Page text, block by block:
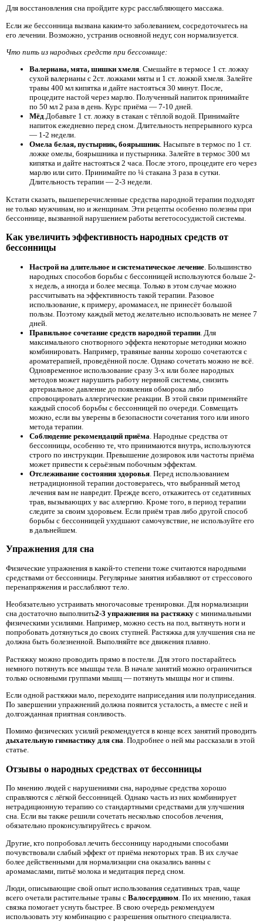
Для восстановления сна пройдите курс расслабляющего массажа.
Если же бессонница вызвана каким-то заболеванием, сосредоточьтесь на
его лечении. Возможно, устранив основной недуг, сон нормализуется.
Что пить из народных средств при бессоннице:
Валериана, мята, шишки хмеля. Смешайте в термосе 1 ст. ложку
сухой валерианы с 2ст. ложками мяты и 1 ст. ложкой хмеля. Залейте
травы 400 мл кипятка и дайте настояться 30 минут. После,
процедите настой через марлю. Полученный напиток принимайте
по 50 мл 2 раза в день. Курс приёма — 7-10 дней.
Мёд.Добавьте 1 ст. ложку в стакан с тёплой водой. Принимайте
напиток ежедневно перед сном. Длительность непрерывного курса
— 1-2 недели.
Омела белая, пустырник, боярышник. Насыпьте в термос по 1 ст.
ложке омелы, боярышника и пустырника. Залейте в термос 300 мл
кипятка и дайте настояться 2 часа. После этого, процедите его через
марлю или сито. Принимайте по ¼ стакана 3 раза в сутки.
Длительность терапии — 2-3 недели.
Кстати сказать, вышеперечисленные средства народной терапии подходят
не только мужчинам, но и женщинам. Эти рецепты особенно полезны при
бессоннице, вызванной нарушением работы вегетососудистой системы.
Как увеличить эффективность народных средств от
бессонницы
Настрой на длительное и систематическое лечение . Большинство
народных способов борьбы с бессонницей используются больше 2-
х недель, а иногда и более месяца. Только в этом случае можно
рассчитывать на эффективность такой терапии. Разовое
использование, к примеру, аромамасел, не принесёт большой
пользы. Поэтому каждый метод желательно использовать не менее 7
дней.
Правильное сочетание средств народной терапии . Для
максимального снотворного эффекта некоторые методики можно
комбинировать. Например, травяные ванны хорошо сочетаются с
ароматерапией, проведённой после. Однако сочетать можно не всё.
Одновременное использование сразу 3-х или более народных
методов может нарушить работу нервной системы, снизить
артериальное давление до появления обморока либо
спровоцировать аллергические реакции. В этой связи применяйте
каждый способ борьбы с бессонницей по очереди. Совмещать
можно, если вы уверены в безопасности сочетания того или иного
метода терапии.
Соблюдение рекомендаций приёма . Народные средства от
бессонницы, особенно те, что принимаются внутрь, используются
строго по инструкции. Превышение дозировок или частоты приёма
может привести к серьёзным побочным эффектам.
Отслеживание состояния здоровья . Перед использованием
нетрадиционной терапии достоверьтесь, что выбранный метод
лечения вам не навредит. Прежде всего, откажитесь от седативных
трав, вызывающих у вас аллергию. Кроме того, в период терапии
следите за своим здоровьем. Если приём трав либо другой способ
борьбы с бессонницей ухудшают самочувствие, не используйте его
в дальнейшем.
Упражнения для сна
Физические упражнения в какой-то степени тоже считаются народными
средствами от бессонницы. Регулярные занятия избавляют от стрессового
перенапряжения и расслабляют тело.
Необязательно устраивать многочасовые тренировки. Для нормализации
сна достаточно выполнить2-3 упражнения на растяжку с минимальными
физическими усилиями. Например, можно сесть на пол, вытянуть ноги и
попробовать дотянуться до своих ступней. Растяжка для улучшения сна не
должна быть болезненной. Выполняйте все движения плавно.
Растяжку можно проводить прямо в постели. Для этого постарайтесь
немного потянуть все мышцы тела. В начале занятий можно ограничиться
только основными группами мышц — потянуть мышцы ног и спины.
Если одной растяжки мало, переходите наприседания или полуприседания.
По завершении упражнений должна появится усталость, а вместе с ней и
долгожданная приятная сонливость.
Помимо физических усилий рекомендуется в конце всех занятий проводить
дыхательную гимнастику для сна. Подробнее о ней мы рассказали в этой
статье.
Отзывы о народных средствах от бессонницы
По мнению людей с нарушениями сна, народные средства хорошо
справляются с лёгкой бессонницей. Однако часть из них комбинирует
нетрадиционную терапию со стандартными средствами для улучшения
сна. Если вы также решили сочетать несколько способов лечения,
обязательно проконсультируйтесь с врачом.
Другие, кто попробовал лечить бессонницу народными способами
почувствовали слабый эффект от приёма некоторых трав. В их случае
более действенными для нормализации сна оказались ванны с
аромамаслами, питьё молока и медитация перед сном.
Люди, описывающие свой опыт использования седативных трав, чаще
всего очетали растительные травы с Валосердином. По их мнению, такая
связка помогает уснуть быстрее. В свою очередь рекомендуем
использовать эту комбинацию с разрешения опытного специалиста.